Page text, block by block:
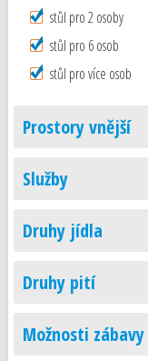
stůl pro 2 osoby
stůl pro 6 osob
stůl pro více osob
Prostory vnější
Služby
Druhy jídla
Druhy pití
Možnosti zábavy